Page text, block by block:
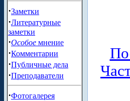
·Заметки
·Литературные
заметки
·Особое мнение
·Комментарии
·Публичные дела
·Преподаватели
·Фотогалерея